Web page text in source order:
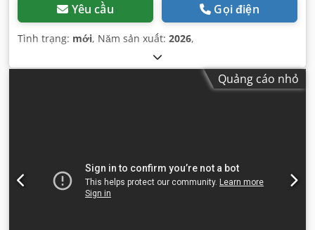
Yêu cầu Gọi điện
Tình trạng: mới, Năm sản xuất: 2026,
Quảng cáo nhỏ